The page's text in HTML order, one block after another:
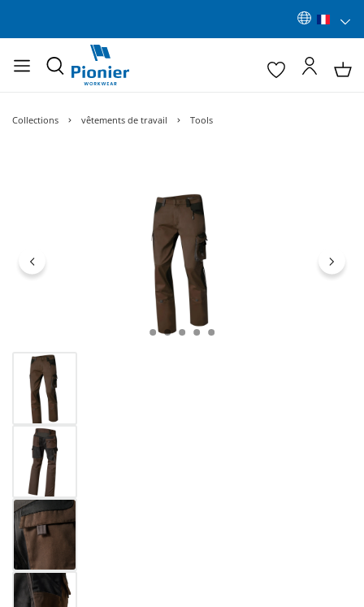
Collections vêtements de travail Tools